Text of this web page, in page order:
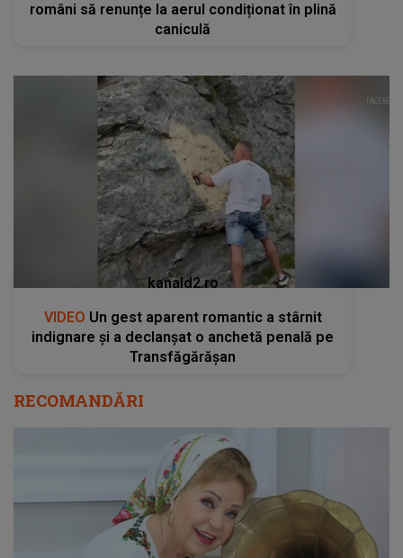
români să renunțe la aerul condiționat în plină
caniculă
kanald2.ro
VIDEO Un gest aparent romantic a stârnit
indignare și a declanșat o anchetă penală pe
Transfăgărășan
RECOMANDĂRI